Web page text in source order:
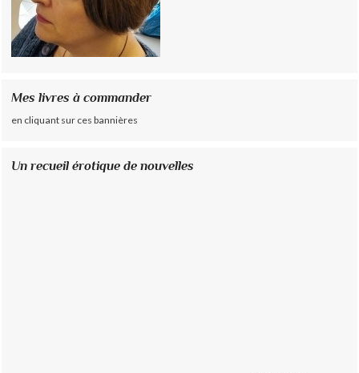
Mes livres à commander
en cliquant sur ces bannières
Un recueil érotique de nouvelles